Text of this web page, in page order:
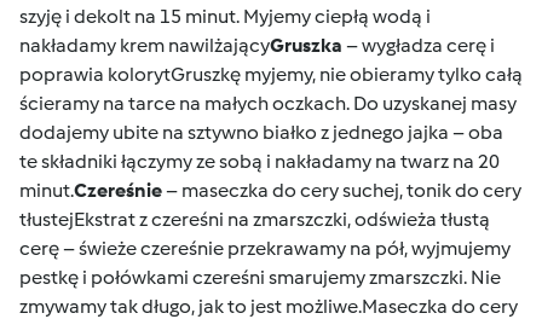
szyję i dekolt na 15 minut. Myjemy ciepłą wodą i
nakładamy krem nawilżającyGruszka – wygładza cerę i
poprawia kolorytGruszkę myjemy, nie obieramy tylko całą
ścieramy na tarce na małych oczkach. Do uzyskanej masy
dodajemy ubite na sztywno białko z jednego jajka – oba
te składniki łączymy ze sobą i nakładamy na twarz na 20
minut.Czereśnie– maseczka do cery suchej, tonik do cery
tłustejEkstrat z czereśni na zmarszczki, odświeża tłustą
cerę – świeże czereśnie przekrawamy na pół, wyjmujemy
pestkę i połówkami czereśni smarujemy zmarszczki. Nie
zmywamy tak długo, jak to jest możliwe.Maseczka do cery